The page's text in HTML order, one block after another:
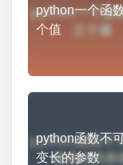
python一个函
个值
python函数不
变长的参数